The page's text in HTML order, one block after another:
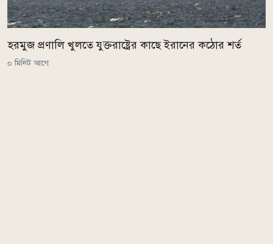
হরমুজ প্রণালি খুলতে যুক্তরাষ্ট্রের কাছে ইরানের কঠোর শর্ত
০ মিনিট আগে